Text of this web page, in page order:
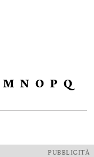
M N O P Q
PUBBLICITÀ